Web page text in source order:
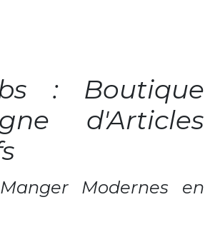
: Boutique
d'Articles
Modernes en